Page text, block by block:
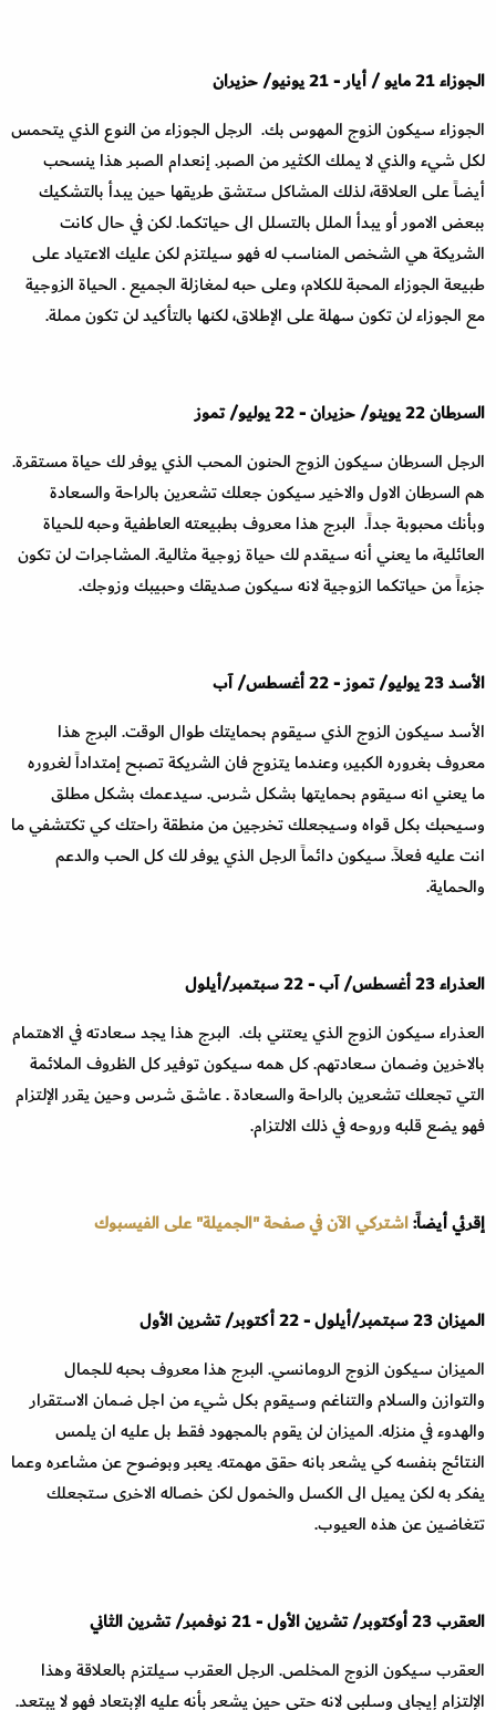
الجوزاء21مايو/أيار-
21يونيو/حزيران
الجوزاء سيكون الزوج المهوس بك. الرجل الجوزاء من النوع الذي يتحمس
لكل شيء والذي لا يملك الكثير من الصبر. إنعدام الصبر هذا ينسحب
أيضاً على العلاقة، لذلك المشاكل ستشق طريقها حين يبدأ بالتشكيك
ببعض الامور أو يبدأ الملل بالتسلل الى حياتكما. لكن في حال كانت
الشريكة هي الشخص المناسب له فهو سيلتزم لكن عليك الاعتياد على
طبيعة الجوزاء المحبة للكلام، وعلى حبه لمغازلة الجميع . الحياة الزوجية
مع الجوزاء لن تكون سهلة على الإطلاق، لكنها بالتأكيد لن تكون مملة.
السرطان22يوينو/حزيران-
22يوليو/تموز
الرجل السرطان سيكون الزوج الحنون المحب الذي يوفر لك حياة مستقرة.
هم السرطان الاول والاخير سيكون جعلك تشعرين بالراحة والسعادة
وبأنك محبوبة جداً. البرج هذا معروف بطبيعته العاطفية وحبه للحياة
العائلية، ما يعني أنه سيقدم لك حياة زوجية مثالية. المشاجرات لن تكون
جزءاً من حياتكما الزوجية لانه سيكون صديقك وحبيبك وزوجك.
الأسد23يوليو/تموز- 22 أغسطس/آب
الأسد سيكون الزوج الذي سيقوم بحمايتك طوال الوقت. البرج هذا
معروف بغروره الكبير، وعندما يتزوج فان الشريكة تصبح إمتداداً لغروره
ما يعني انه سيقوم بحمايتها بشكل شرس. سيدعمك بشكل مطلق
وسيحبك بكل قواه وسيجعلك تخرجين من منطقة راحتك كي تكتشفي ما
انت عليه فعلاً. سيكون دائماً الرجل الذي يوفر لك كل الحب والدعم
والحماية.
العذراء23أغسطس/آب-
22سبتمبر/أيلول
العذراء سيكون الزوج الذي يعتني بك. البرج هذا يجد سعادته في الاهتمام
بالاخرين وضمان سعادتهم. كل همه سيكون توفير كل الظروف الملائمة
التي تجعلك تشعرين بالراحة والسعادة . عاشق شرس وحين يقرر الإلتزام
فهو يضع قلبه وروحه في ذلك الالتزام.
إقرئي أيضاً:اشتركي الآن في صفحة "الجميلة" على الفيسبوك
الميزان23سبتمبر/أيلول-
22أكتوبر/تشرين الأول
الميزان سيكون الزوج الرومانسي. البرج هذا معروف بحبه للجمال
والتوازن والسلام والتناغم وسيقوم بكل شيء من اجل ضمان الاستقرار
والهدوء في منزله. الميزان لن يقوم بالمجهود فقط بل عليه ان يلمس
النتائج بنفسه كي يشعر بانه حقق مهمته. يعبر وبوضوح عن مشاعره وعما
يفكر به لكن يميل الى الكسل والخمول لكن خصاله الاخرى ستجعلك
تتغاضين عن هذه العيوب.
العقرب23أوكتوبر/تشرين الأول-
21نوفمبر/تشرين الثاني
العقرب سيكون الزوج المخلص. الرجل العقرب سيلتزم بالعلاقة وهذا
الإلتزام إيجابي وسلبي لانه حتى حين يشعر بأنه عليه الإبتعاد فهو لا يبتعد.